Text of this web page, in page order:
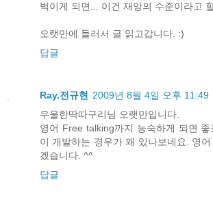
벅이게 되면... 이건 재앙의 수준이라고
오랫만에 들러서 글 읽고갑니다. :)
답글
Ray.전규현
2009년 8월 4일 오후 11:49
우울한딱따구리님 오랫만입니다.
영어 Free talking까지 능숙하게 되면
이 개발하는 경우가 꽤 있나보네요. 영
겠습니다. ^^
답글